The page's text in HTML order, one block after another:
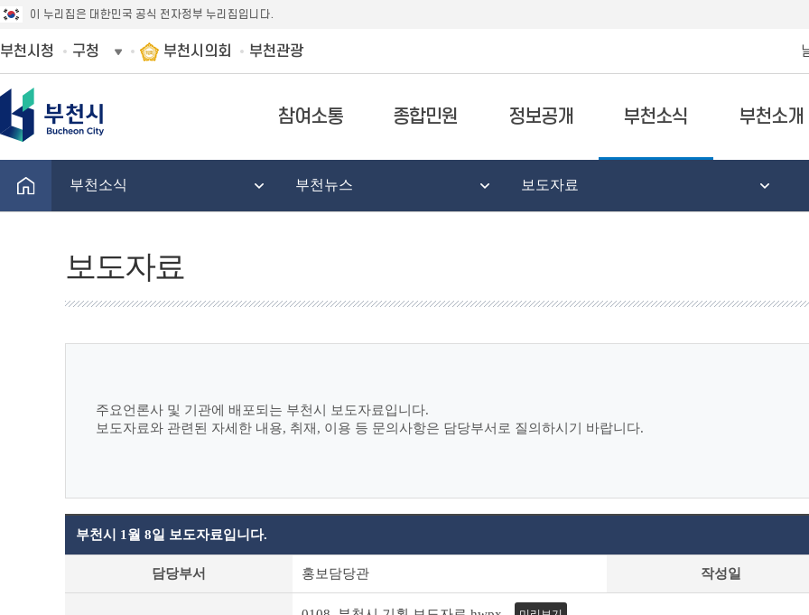
이 누리집은 대한민국 공식 전자정부 누리집입니다.
부천시청 구청 부천시의회 부천관광
참여소통 종합민원 정보공개 부천소식 부천소개
부천소식 부천뉴스 보도자료
보도자료
주요언론사 및 기관에 배포되는 부천시 보도자료입니다.
보도자료와 관련된 자세한 내용, 취재, 이용 등 문의사항은 담당부서로 질의하시기 바랍니다.
부천시 1월 8일 보도자료입니다.
담당부서 홍보담당관 작성일